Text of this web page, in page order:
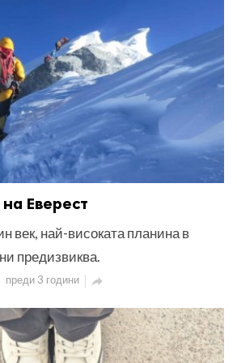
Еверест
век, най-високата планина в
предизвиква.
преди 3 години 